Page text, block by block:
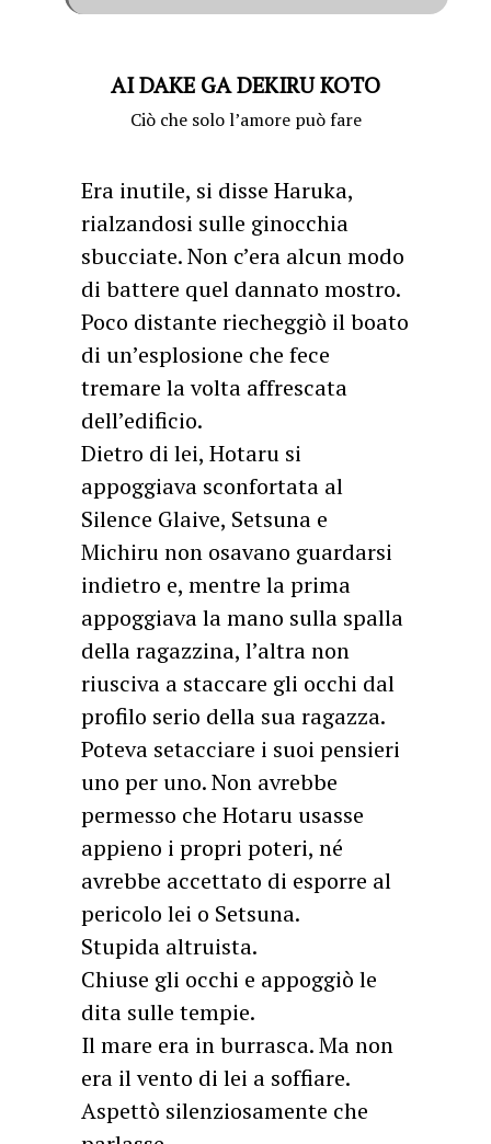
AI DAKE GA DEKIRU KOTO
Ciò che solo l’amore può fare
Era inutile, si disse Haruka,
rialzandosi sulle ginocchia
sbucciate. Non c’era alcun modo
di battere quel dannato mostro.
Poco distante riecheggiò il boato
di un’esplosione che fece
tremare la volta affrescata
dell’edificio.
Dietro di lei, Hotaru si
appoggiava sconfortata al
Silence Glaive, Setsuna e
Michiru non osavano guardarsi
indietro e, mentre la prima
appoggiava la mano sulla spalla
della ragazzina, l’altra non
riusciva a staccare gli occhi dal
profilo serio della sua ragazza.
Poteva setacciare i suoi pensieri
uno per uno. Non avrebbe
permesso che Hotaru usasse
appieno i propri poteri, né
avrebbe accettato di esporre al
pericolo lei o Setsuna.
Stupida altruista.
Chiuse gli occhi e appoggiò le
dita sulle tempie.
Il mare era in burrasca. Ma non
era il vento di lei a soffiare.
Aspettò silenziosamente che